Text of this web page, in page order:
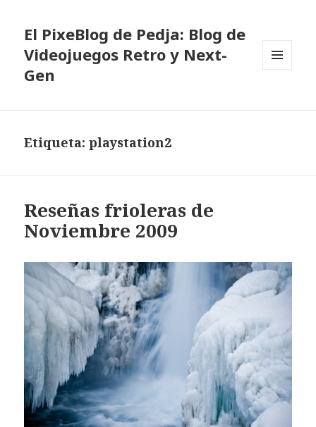
El PixeBlog de Pedja: Blog de
Videojuegos Retro y Next-
Gen
Etiqueta:playstation2
Reseñas frioleras de
Noviembre 2009